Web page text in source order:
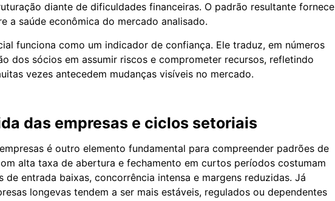
diante de dificuldades financeiras. O padrão resultante fornece
a saúde econômica do mercado analisado.
funciona como um indicador de confiança. Ele traduz, em números
dos sócios em assumir riscos e comprometer recursos, refletindo
vezes antecedem mudanças visíveis no mercado.
das empresas e ciclos setoriais
é outro elemento fundamental para compreender padrões de
alta taxa de abertura e fechamento em curtos períodos costumam
de entrada baixas, concorrência intensa e margens reduzidas. Já
longevas tendem a ser mais estáveis, regulados ou dependentes